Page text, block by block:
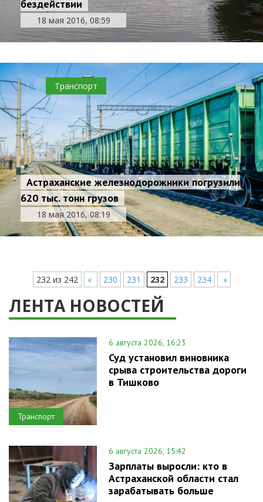
бездействии
18 мая 2016, 08:59
0 Транспорт
Астраханские железнодорожники погрузили
620 тыс. тонн грузов
18 мая 2016, 08:19
232 из 242 « 230 231 232 233 234 »
ЛЕНТА НОВОСТЕЙ
Транспорт
6 августа 2026, 16:23
Суд установил виновника
срыва строительства дороги
в Тишково
6 августа 2026, 15:42
Зарплаты выросли: кто в
Астраханской области стал
зарабатывать больше